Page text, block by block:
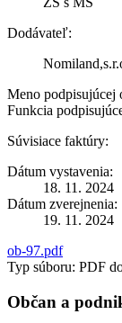
Dodávateľ:
Meno podpisujúcej
Funkcia
Súvisiace faktúry:
Dátum vystavenia:
18. 11. 2024
Dátum zverejnenia:
19. 11. 2024
ob-97.pdf
Typ súboru: PDF
Občan a